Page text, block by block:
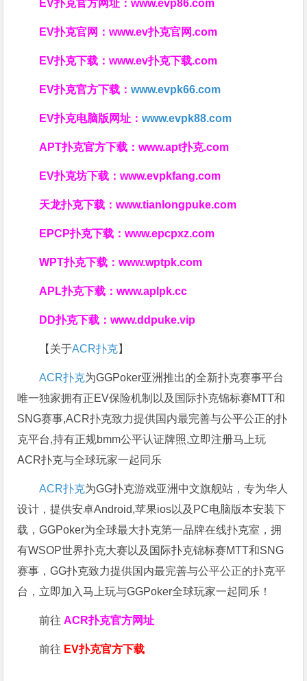
EV扑克官方网址：www.evp86.com
EV扑克官网：www.ev扑克官网.com
EV扑克下载：www.ev扑克下载.com
EV扑克官方下载：www.evpk66.com
EV扑克电脑版网址：www.evpk88.com
APT扑克官方下载：www.apt扑克.com
EV扑克坊下载：www.evpkfang.com
天龙扑克下载：www.tianlongpuke.com
EPCP扑克下载：www.epcpxz.com
WPT扑克下载：www.wptpk.com
APL扑克下载：www.aplpk.cc
DD扑克下载：www.ddpuke.vip
【关于ACR扑克】
ACR扑克为GGPoker亚洲推出的全新扑克赛事平台
唯一独家拥有正EV保险机制以及国际扑克锦标赛MTT和
SNG赛事,ACR扑克致力提供国内最完善与公平公正的扑
克平台,持有正规bmm公平认证牌照,立即注册马上玩
ACR扑克与全球玩家一起同乐
ACR扑克为GG扑克游戏亚洲中文旗舰站，专为华人
设计，提供安卓Android,苹果ios以及PC电脑版本安装下
载，GGPoker为全球最大扑克第一品牌在线扑克室，拥
有WSOP世界扑克大赛以及国际扑克锦标赛MTT和SNG
赛事，GG扑克致力提供国内最完善与公平公正的扑克平
台，立即加入马上玩与GGPoker全球玩家一起同乐！
前往ACR扑克官方网址
前往 EV扑克官方下载